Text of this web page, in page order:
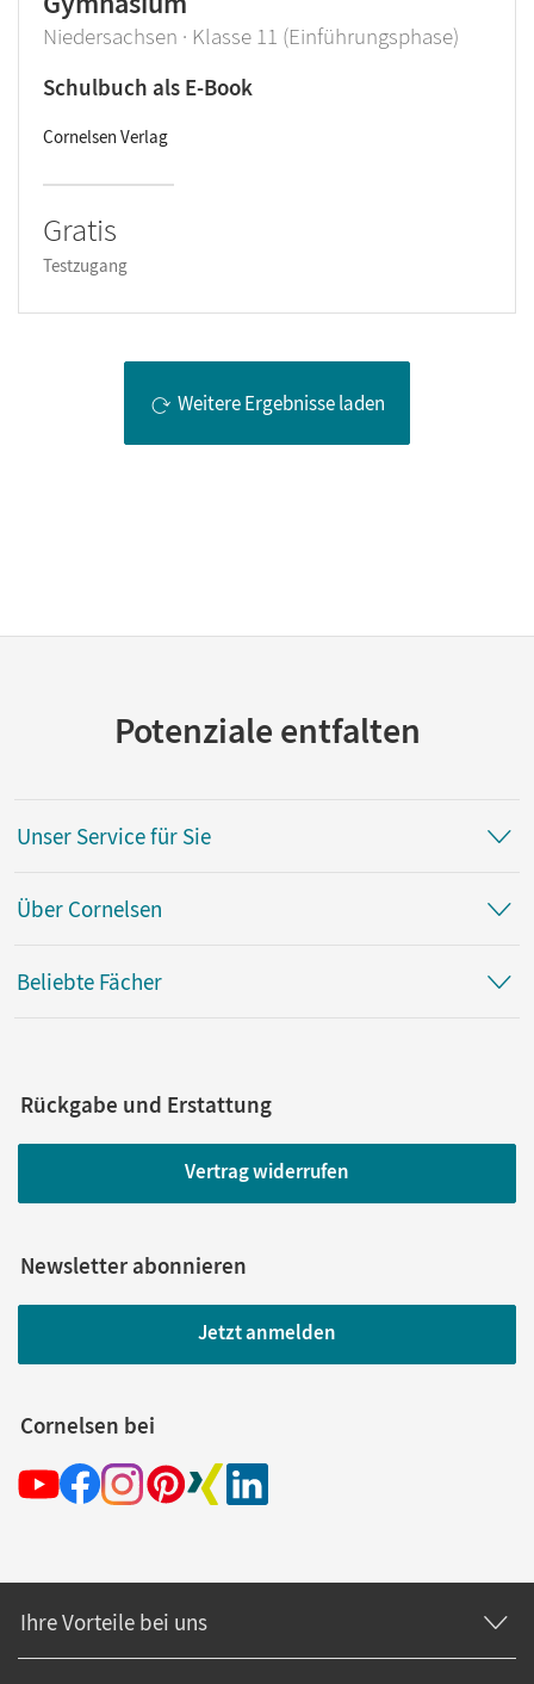
Niedersachsen · Klasse 11 (Einführungsphase)
Schulbuch als E-Book
Cornelsen Verlag
Gratis
Testzugang
Weitere Ergebnisse laden
Potenziale entfalten
Unser Service für Sie
Über Cornelsen
Beliebte Fächer
Rückgabe und Erstattung
Vertrag widerrufen
Newsletter abonnieren
Jetzt anmelden
Cornelsen bei
Ihre Vorteile bei uns